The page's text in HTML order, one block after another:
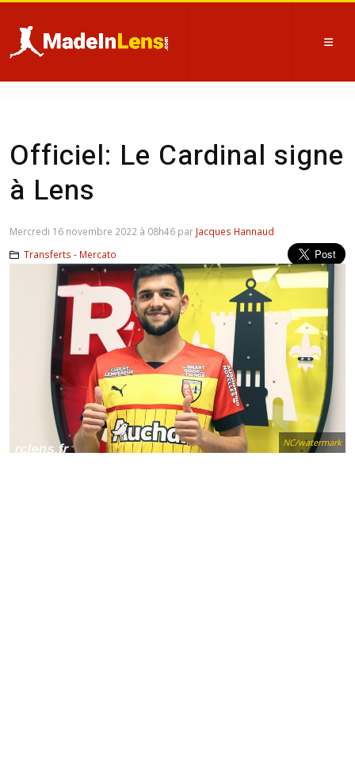
Officiel: Le Cardinal signe
à Lens
NC/watermark
Mercredi 16 novembre 2022 à 08h46 par Jacques Hannaud
Transferts - Mercato